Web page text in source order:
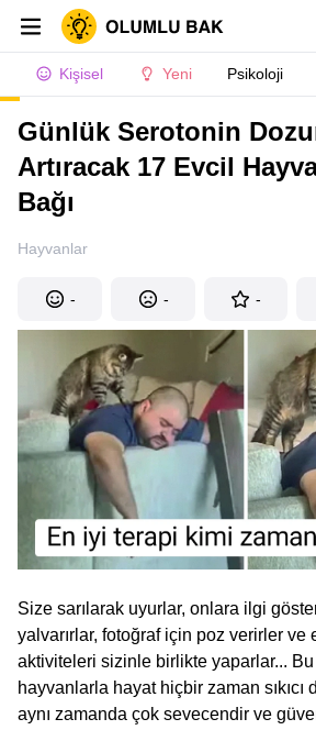
Kişisel Yeni Psikoloji
Günlük Serotonin
Artıracak 17 Evcil
Bağı
Hayvanlar
- - -
Size sarılarak uyurlar, onlara ilgi
yalvarırlar, fotoğraf için poz verirler ve
aktiviteleri sizinle birlikte yaparlar... Bu
hayvanlarla hayat hiçbir zaman sıkıcı
aynı zamanda çok sevecendir ve